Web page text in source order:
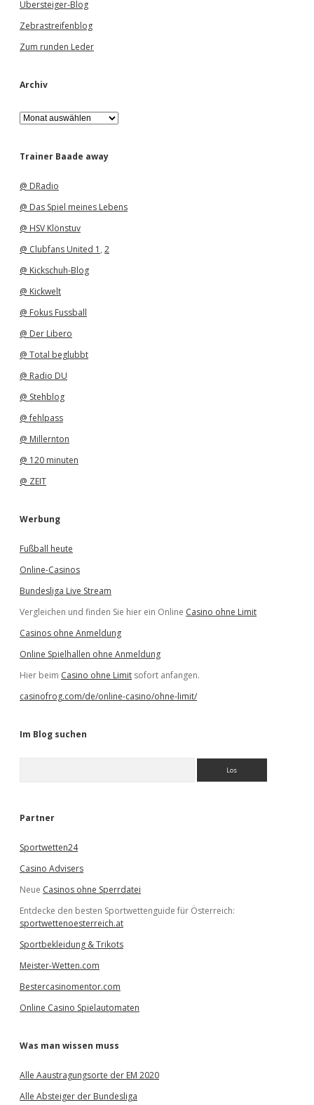
Übersteiger-Blog
Zebrastreifenblog
Zum runden Leder
Archiv
A
r
h
Trainer Baade away
@ DRadio
@ Das Spiel meines Lebens
@ HSV Klönstuv
@ Clubfans United 1 , 2
@ Kickschuh-Blog
@ Kickwelt
@ Fokus Fussball
@ Der Libero
@ Total beglubbt
@ Radio DU
@ Stehblog
@ fehlpass
@ Millernton
@ 120 minuten
@ ZEIT
Werbung
Fußball heute
Online-Casinos
Bundesliga Live Stream
Vergleichen und finden Sie hier ein Online Casino ohne Limit
Casinos ohne Anmeldung
Online Spielhallen ohne Anmeldung
Hier beim Casino ohne Limit sofort anfangen.
casinofrog.com/de/online-casino/ohne-limit/
Im Blog suchen
e
Partner
Sportwetten24
Casino Advisers
Neue Casinos ohne Sperrdatei
Entdecke den besten Sportwettenguide für Österreich:
sportwettenoesterreich.at
Sportbekleidung & Trikots
Meister-Wetten.com
Bestercasinomentor.com
Online Casino Spielautomaten
Was man wissen muss
Alle Aaustragungsorte der EM 2020
Alle Absteiger der Bundesliga